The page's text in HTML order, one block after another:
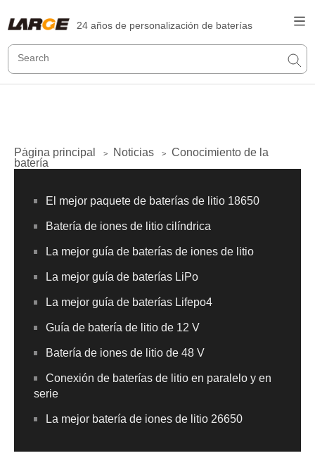
24 años de personalización de baterías
Página principal > Noticias >
Conocimiento de la
batería
El mejor paquete de baterías de litio 18650
Batería de iones de litio cilíndrica
La mejor guía de baterías de iones de litio
La mejor guía de baterías LiPo
La mejor guía de baterías Lifepo4
Guía de batería de litio de 12 V
Batería de iones de litio de 48 V
Conexión de baterías de litio en paralelo y en
serie
La mejor batería de iones de litio 26650